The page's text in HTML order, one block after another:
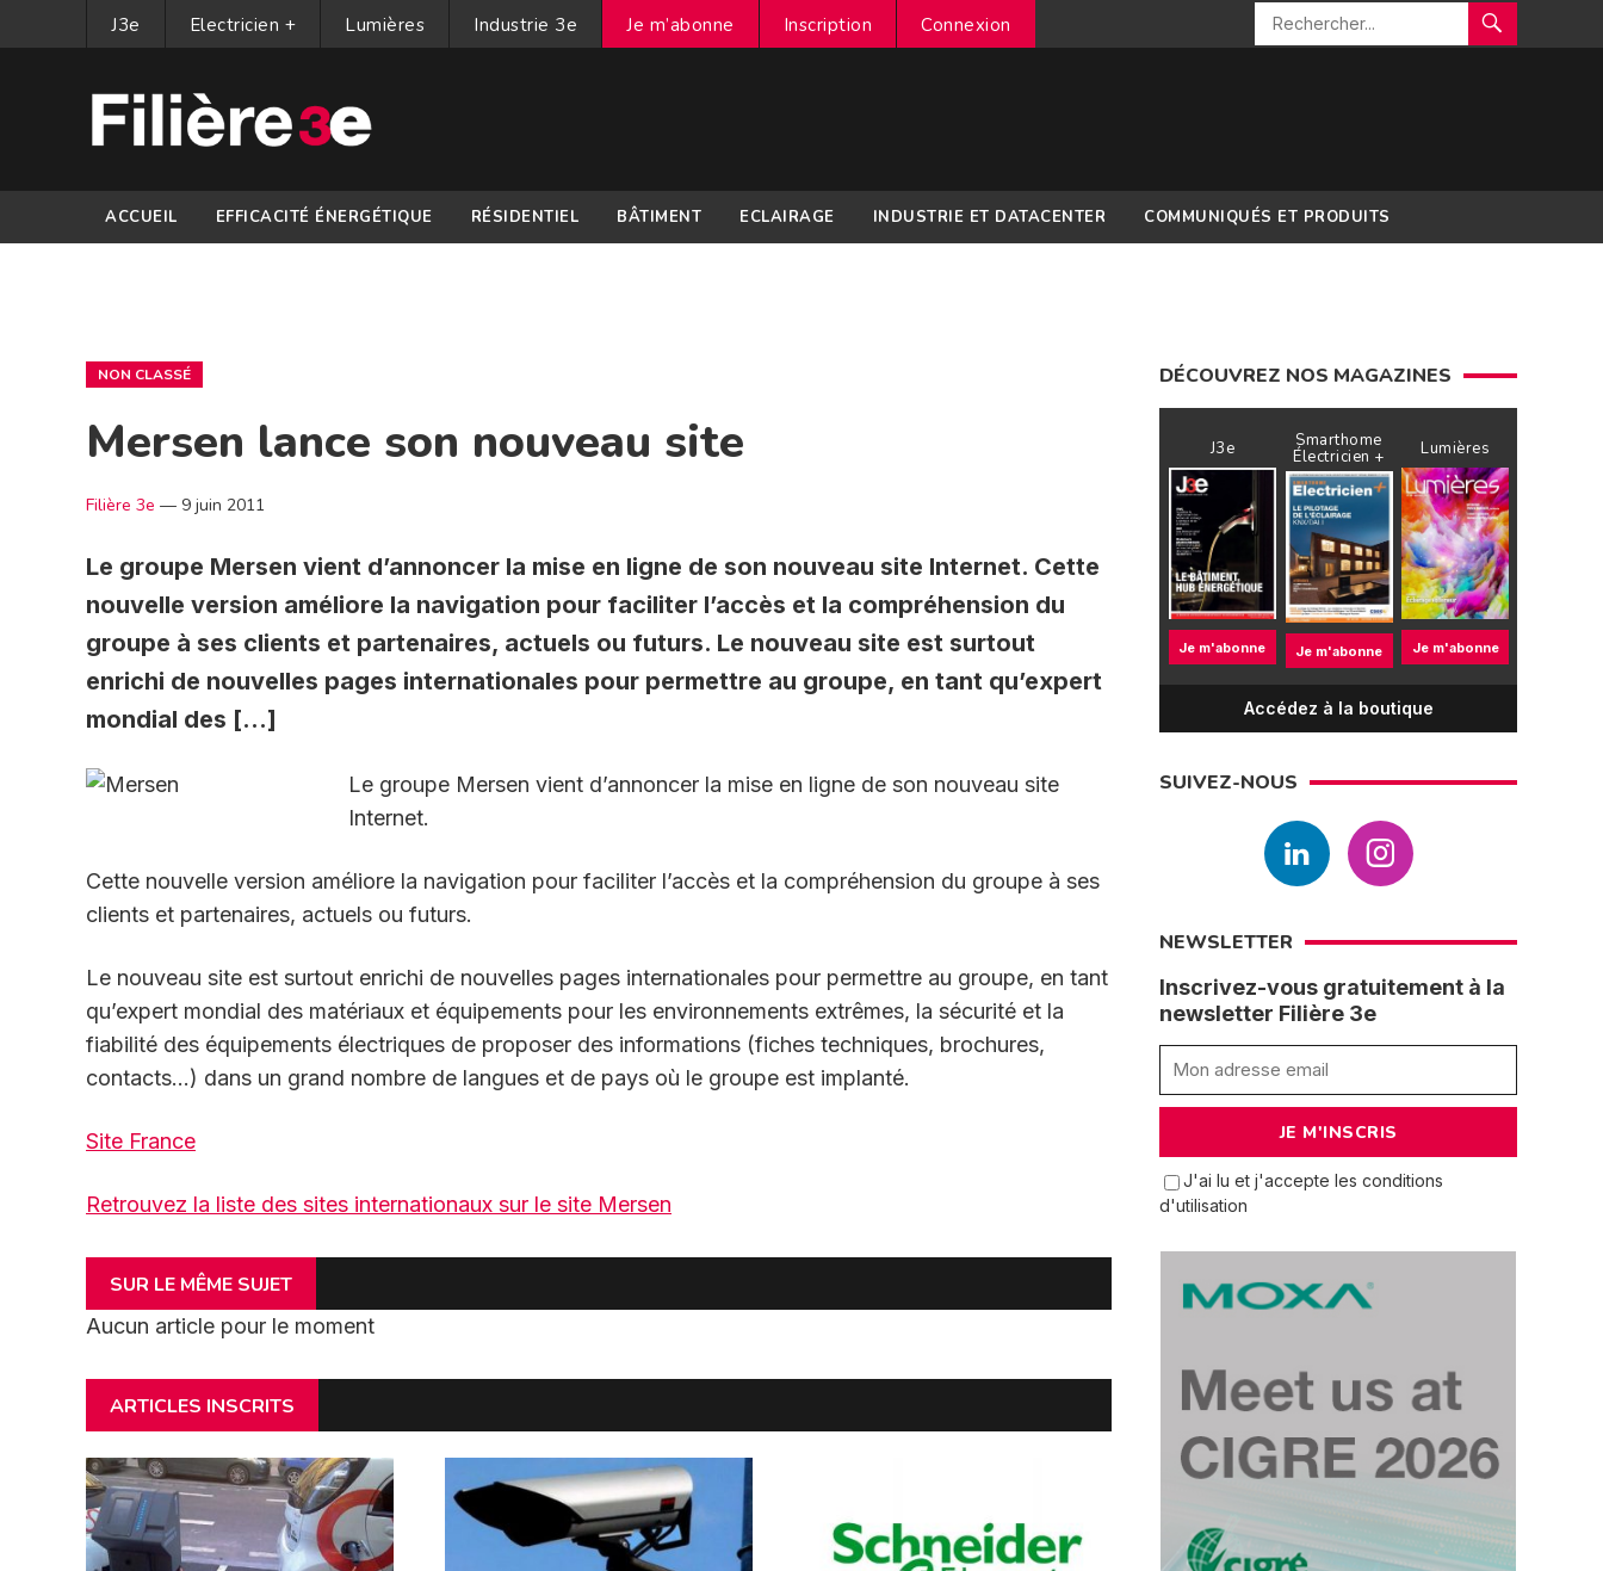
J3e Electricien + Lumières Industrie 3e Je m’abonne Inscription Connexion
ACCUEIL EFFICACITÉ ÉNERGÉTIQUE RÉSIDENTIEL BÂTIMENT ECLAIRAGE INDUSTRIE ET DATACENTER COMMUNIQUÉS ET PRODUITS
NON CLASSÉ
Mersen lance son nouveau site
Filière 3e — 9 juin 2011
Le groupe Mersen vient d’annoncer la mise en ligne de son nouveau site Internet. Cette
nouvelle version améliore la navigation pour faciliter l’accès et la compréhension du
groupe à ses clients et partenaires, actuels ou futurs. Le nouveau site est surtout
enrichi de nouvelles pages internationales pour permettre au groupe, en tant qu’expert
mondial des […]
Le groupe Mersen vient d’annoncer la mise en ligne de son nouveau site
Internet.
Cette nouvelle version améliore la navigation pour faciliter l’accès et la compréhension du groupe à ses
clients et partenaires, actuels ou futurs.
Le nouveau site est surtout enrichi de nouvelles pages internationales pour permettre au groupe, en tant
qu’expert mondial des matériaux et équipements pour les environnements extrêmes, la sécurité et la
fiabilité des équipements électriques de proposer des informations (fiches techniques, brochures,
contacts…) dans un grand nombre de langues et de pays où le groupe est implanté.
Site France
Retrouvez la liste des sites internationaux sur le site Mersen
SUR LE MÊME SUJET
Aucun article pour le moment
ARTICLES INSCRITS
DÉCOUVREZ NOS MAGAZINES
J3e
Je m'abonne
Smarthome
Électricien +
Je m'abonne
Lumières
Je m'abonne
Accédez à la boutique
SUIVEZ-NOUS
NEWSLETTER
Inscrivez-vous gratuitement à la
newsletter Filière 3e
J'ai lu et j'accepte les conditions
d'utilisation